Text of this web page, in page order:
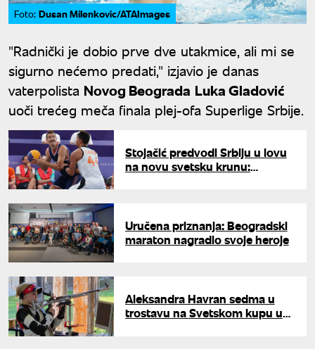
Foto: Dusan Milenkovic/ATAImages
"Radnički je dobio prve dve utakmice, ali mi se
sigurno nećemo predati," izjavio je danas
vaterpolista Novog Beograda Luka Gladović
uoči trećeg meča finala plej-ofa Superlige Srbije.
Stojačić predvodi Srbiju u lovu
na novu svetsku krunu:
Uručena priznanja: Beogradski
maraton nagradio svoje heroje
Aleksandra Havran sedma u
trostavu na Svetskom kupu u